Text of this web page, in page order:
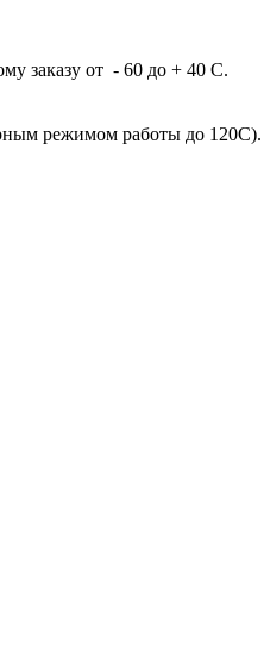
заказу от - 60 до + 40 С.
режимом работы до